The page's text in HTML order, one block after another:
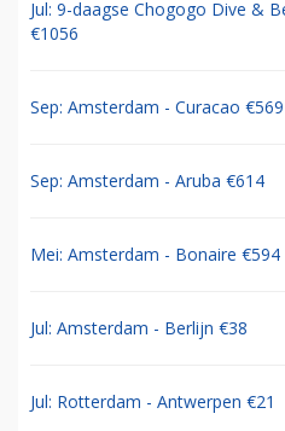
Jul: 9-daagse Chogogo Dive &
€1056
Sep: Amsterdam - Curacao €569
Sep: Amsterdam - Aruba €614
Mei: Amsterdam - Bonaire €594
Jul: Amsterdam - Berlijn €38
Jul: Rotterdam - Antwerpen €21